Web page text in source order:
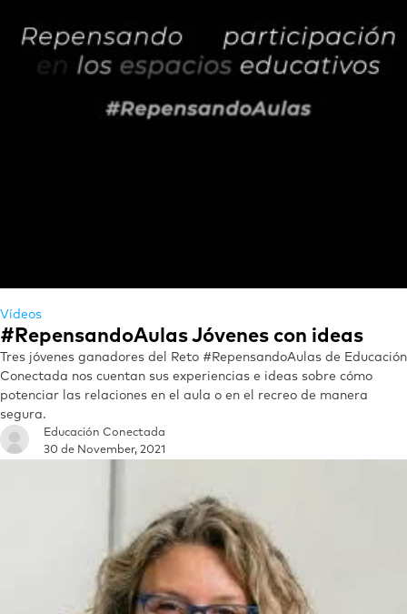
Vídeos
#RepensandoAulas Jóvenes con ideas
Tres jóvenes ganadores del Reto #RepensandoAulas de Educación
Conectada nos cuentan sus experiencias e ideas sobre cómo
potenciar las relaciones en el aula o en el recreo de manera
segura.
Educación Conectada
30 de November, 2021